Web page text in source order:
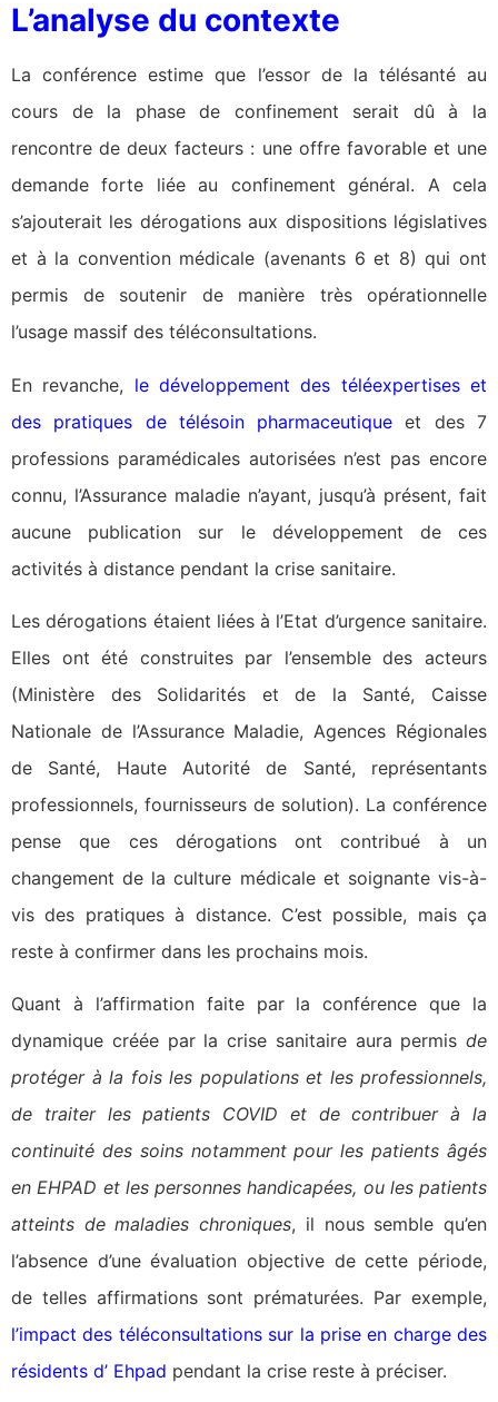
L’analyse du contexte
La conférence estime que l’essor de la télésanté au
cours de la phase de confinement serait dû à la
rencontre de deux facteurs : une offre favorable et une
demande forte liée au confinement général. A cela
s’ajouterait les dérogations aux dispositions législatives
et à la convention médicale (avenants 6 et 8) qui ont
permis de soutenir de manière très opérationnelle
l’usage massif des téléconsultations.
En revanche, le développement des téléexpertises et
des pratiques de télésoin pharmaceutique et des 7
professions paramédicales autorisées n’est pas encore
connu, l’Assurance maladie n’ayant, jusqu’à présent, fait
aucune publication sur le développement de ces
activités à distance pendant la crise sanitaire.
Les dérogations étaient liées à l’Etat d’urgence sanitaire.
Elles ont été construites par l’ensemble des acteurs
(Ministère des Solidarités et de la Santé, Caisse
Nationale de l’Assurance Maladie, Agences Régionales
de Santé, Haute Autorité de Santé, représentants
professionnels, fournisseurs de solution). La conférence
pense que ces dérogations ont contribué à un
changement de la culture médicale et soignante vis-à-
vis des pratiques à distance. C’est possible, mais ça
reste à confirmer dans les prochains mois.
Quant à l’affirmation faite par la conférence que la
dynamique créée par la crise sanitaire aura permis de
protéger à la fois les populations et les professionnels,
de traiter les patients COVID et de contribuer à la
continuité des soins notamment pour les patients âgés
en EHPAD et les personnes handicapées, ou les patients
atteints de maladies chroniques, il nous semble qu’en
l’absence d’une évaluation objective de cette période,
de telles affirmations sont prématurées. Par exemple,
l’impact des téléconsultations sur la prise en charge des
résidents d’ Ehpad pendant la crise reste à préciser.